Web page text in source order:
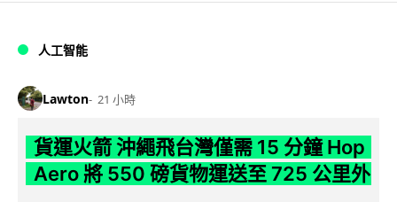
人工智能
Lawton 21 小時
貨運火箭 沖繩飛台灣僅需 15 分鐘 Hop
Aero 將 550 磅貨物運送至 725 公里外